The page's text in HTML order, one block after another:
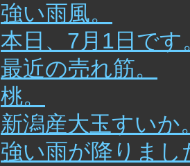
強い雨風。
本日、7月1日です
最近の売れ筋。
桃。
新潟産大玉すいか
強い雨が降りまし